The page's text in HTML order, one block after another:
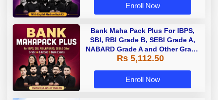
Enroll Now
Bank Maha Pack Plus For IBPS,
SBI, RBI Grade B, SEBI Grade A,
NABARD Grade A and Other Grade
A & Grade B Bank Exams
Rs 5,112.50
Enroll Now